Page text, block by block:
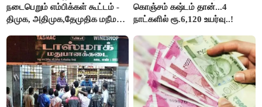
நடைபெறும் எம்பிக்கள் கூட்டம் -
திமுக, அதிமுக,தேமுதிக மநீம
கொஞ்சம் கஷ்டம் தான்...4
நாட்களில் ரூ.6,120 உயர்வு..!